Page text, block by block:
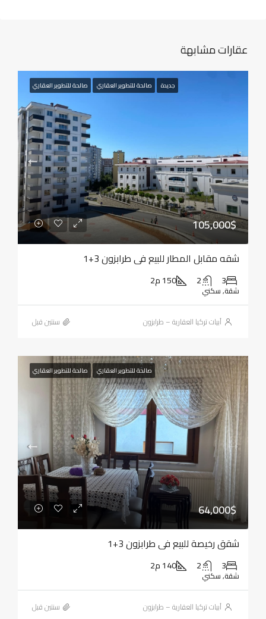
عقارات مشابهة
جديدة صالحة للتطوير العقاري صالحة للتطوير العقاري
105,000$
شقه مقابل المطار للبيع في طرابزون 3+1
3
2 150 م2
شقة, سكني
أبيات تركيا العقارية – طرابزون ‏سنتين قبل
صالحة للتطوير العقاري صالحة للتطوير العقاري
64,000$
شقق رخيصة للبيع في طرابزون 3+1
3
2 140 م2
شقة, سكني
أبيات تركيا العقارية – طرابزون ‏سنتين قبل